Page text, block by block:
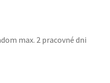
max. 2 pracovné dni